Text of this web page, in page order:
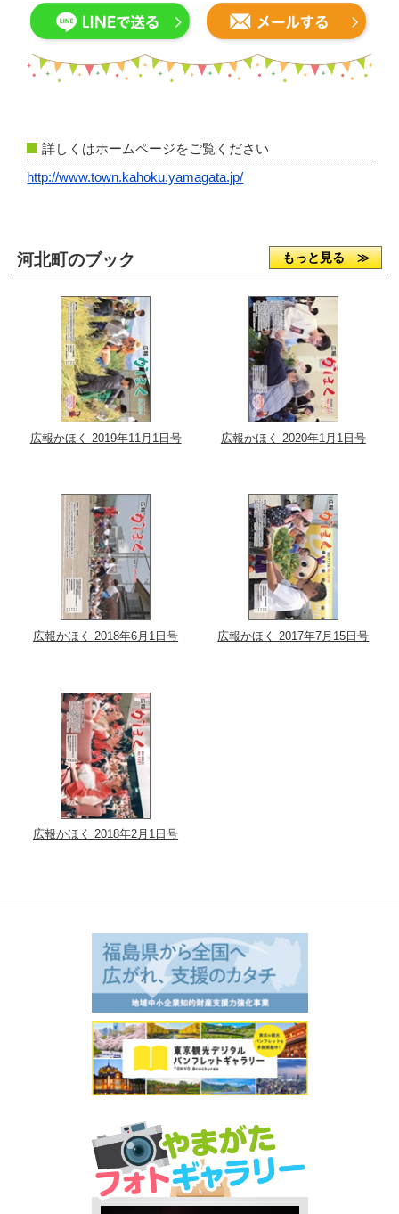
詳しくはホームページをご覧ください
http://www.town.kahoku.yamagata.jp/
河北町のブック もっと見る ≫
広報かほく 2019年11月1日号 広報かほく 2020年1月1日号
広報かほく 2018年6月1日号 広報かほく 2017年7月15日号
広報かほく 2018年2月1日号